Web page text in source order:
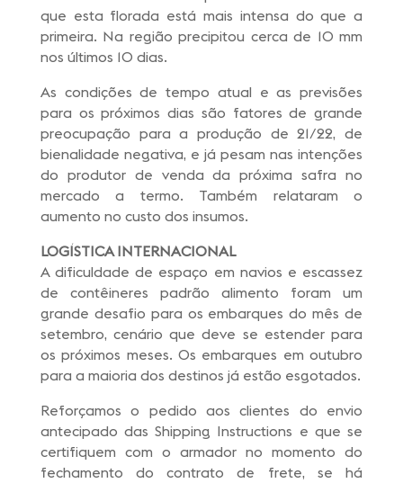
que esta florada está mais intensa do que a
primeira. Na região precipitou cerca de 10 mm
nos últimos 10 dias.
As condições de tempo atual e as previsões
para os próximos dias são fatores de grande
preocupação para a produção de 21/22, de
bienalidade negativa, e já pesam nas intenções
do produtor de venda da próxima safra no
mercado a termo. Também relataram o
aumento no custo dos insumos.
LOGÍSTICA INTERNACIONAL
A dificuldade de espaço em navios e escassez
de contêineres padrão alimento foram um
grande desafio para os embarques do mês de
setembro, cenário que deve se estender para
os próximos meses. Os embarques em outubro
para a maioria dos destinos já estão esgotados.
Reforçamos o pedido aos clientes do envio
antecipado das Shipping Instructions e que se
certifiquem com o armador no momento do
fechamento do contrato de frete, se há